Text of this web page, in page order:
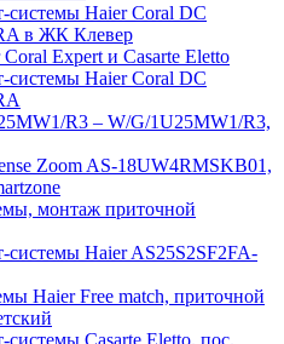
системы Haier Coral DC
в ЖК Клевер
Expert и Casarte Eletto
системы Haier Coral DC
R3 – W/G/1U25MW1/R3,
Zoom AS-18UW4RMSKB01,
монтаж приточной
системы Haier AS25S2SF2FA-
Haier Free match, приточной
Casarte Eletto, пос.